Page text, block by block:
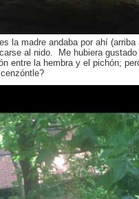
la madre andaba por ahí (arriba
al nido. Me hubiera
entre la hembra y el pichón;